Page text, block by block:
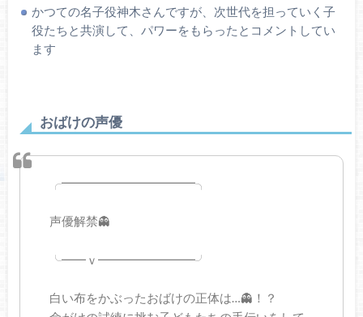
かつての名子役神木さんですが、次世代を担っていく子
役たちと共演して、パワーをもらったとコメントしてい
ます
おばけの声優
╭━━━━━━━━━━━╮
声優解禁👻
╰━━ｖ━━━━━━━━╯
白い布をかぶったおばけの正体は…👻！？